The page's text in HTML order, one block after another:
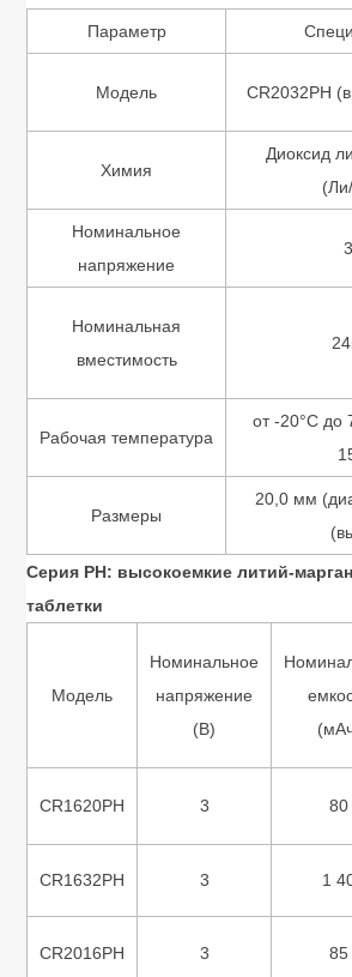
Параметр
Модель CR2032PH
Химия
Диоксид
Номинальное
напряжение
Номинальная
вместимость
Рабочая температура
от -20°C до
Размеры
20,0 мм
Серия PH: высокоемкие литий-
таблетки
Модель
Номинальное
напряжение
(В)
CR1620PH 3 80
CR1632PH 3 1
CR2016PH 3 85